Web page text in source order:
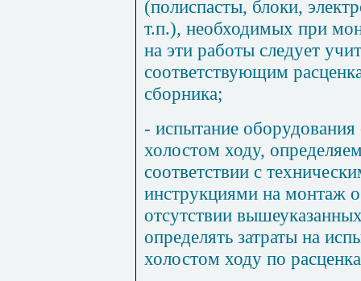
(полиспасты, блоки,
т.п.), необходимых при
на эти работы следует
соответствующим
сборника;
- испытание
холостом ходу,
соответствии с
инструкциями на монтаж
отсутствии
определять затраты на
холостом ходу по